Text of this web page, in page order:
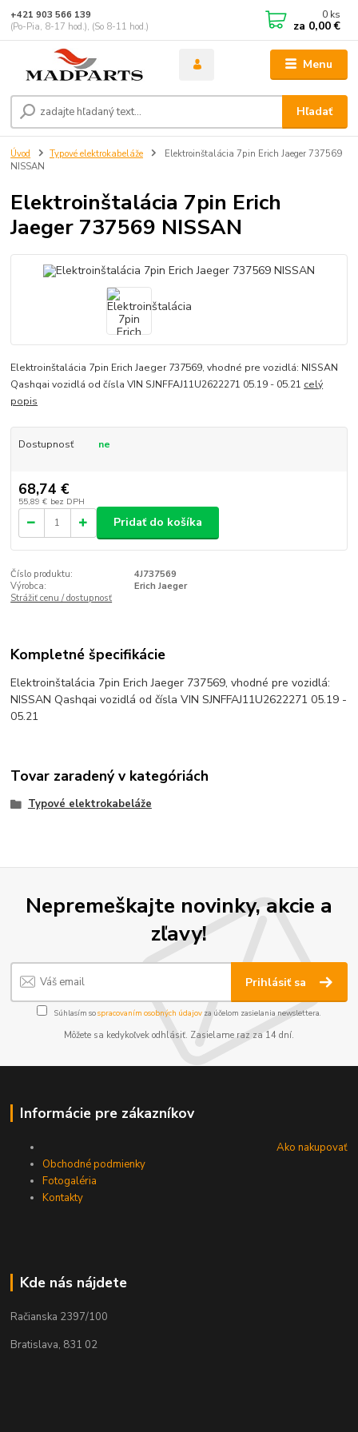
Menu
Hľadať
+421 903 566 139
(Po-Pia, 8-17 hod.), (So 8-11 hod.)
0 ks
za 0,00 €
Úvod Typové elektrokabeláže
Elektroinštalácia 7pin Erich Jaeger 737569
NISSAN
Elektroinštalácia 7pin Erich
Jaeger 737569 NISSAN
Elektroinštalácia 7pin Erich Jaeger 737569, vhodné pre vozidlá: NISSAN
Qashqai vozidlá od čísla VIN SJNFFAJ11U2622271 05.19 - 05.21 celý
popis
Dostupnosť ne
68,74 €
55,89 € bez DPH
Pridať do košíka
Číslo produktu:
4J737569
Výrobca:
Erich Jaeger
Strážiť cenu / dostupnosť
Kompletné špecifikácie
Elektroinštalácia 7pin Erich Jaeger 737569, vhodné pre vozidlá:
NISSAN Qashqai vozidlá od čísla VIN SJNFFAJ11U2622271 05.19 -
05.21
Tovar zaradený v kategóriách
Typové elektrokabeláže
Nepremeškajte novinky, akcie a
zľavy!
Prihlásiť sa
Súhlasím sospracovaním osobných údajov za účelom zasielania newslettera.
Môžete sa kedykoľvek odhlásiť. Zasielame raz za 14 dní.
Informácie pre zákazníkov
Ako nakupovať
Obchodné podmienky
Fotogaléria
Kontakty
Kde nás nájdete
Račianska 2397/100
Bratislava, 831 02